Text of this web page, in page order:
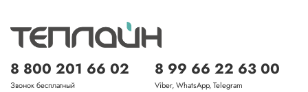
8 800 201 66 02
Звонок бесплатный
8 99 66 22 63 00
Viber, WhatsApp, Telegram